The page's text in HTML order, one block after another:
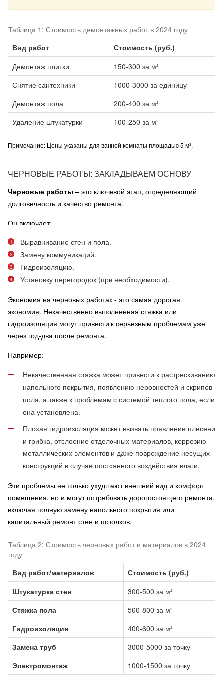
Таблица 1: Стоимость демонтажных работ в 2024 году
Вид работ
Стоимость (руб.)
Демонтаж плитки
150-300 за м²
Снятие сантехники
1000-3000 за единицу
Демонтаж пола
200-400 за м²
Удаление штукатурки
100-250 за м²
Примечание: Цены указаны для ванной комнаты площадью 5 м².
ЧЕРНОВЫЕ РАБОТЫ: ЗАКЛАДЫВАЕМ ОСНОВУ
Черновые работы – это ключевой этап, определяющий
долговечность и качество ремонта.
Он включает:
Выравнивание стен и пола.
Замену коммуникаций.
Гидроизоляцию.
Установку перегородок (при необходимости).
Экономия на черновых работах - это самая дорогая
экономия. Некачественно выполненная стяжка или
гидроизоляция могут привести к серьезным проблемам уже
через год-два после ремонта.
Например:
Некачественная стяжка может привести к растрескиванию
напольного покрытия, появлению неровностей и скрипов
пола, а также к проблемам с системой теплого пола, если
она установлена.
Плохая гидроизоляция может вызвать появление плесени
и грибка, отслоение отделочных материалов, коррозию
металлических элементов и даже повреждение несущих
конструкций в случае постоянного воздействия влаги.
Эти проблемы не только ухудшают внешний вид и комфорт
помещения, но и могут потребовать дорогостоящего ремонта,
включая полную замену напольного покрытия или
капитальный ремонт стен и потолков.
Таблица 2: Стоимость черновых работ и материалов в 2024
году
Вид работ/материалов
Стоимость (руб.)
Штукатурка стен
300-500 за м²
Стяжка пола
500-800 за м²
Гидроизоляция
400-600 за м²
Замена труб
3000-5000 за точку
Электромонтаж
1000-1500 за точку